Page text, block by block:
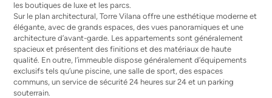
les boutiques de luxe et les parcs.
Sur le plan architectural, Torre Vilana offre une esthétique moderne et
élégante, avec de grands espaces, des vues panoramiques et une
architecture d’avant-garde. Les appartements sont généralement
spacieux et présentent des finitions et des matériaux de haute
qualité. En outre, l’immeuble dispose généralement d’équipements
exclusifs tels qu’une piscine, une salle de sport, des espaces
communs, un service de sécurité 24 heures sur 24 et un parking
souterrain.